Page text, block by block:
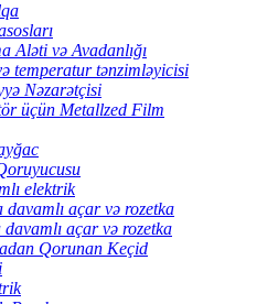
Aləti və Avadanlığı
temperatur tənzimləyicisi
Nəzarətçisi
üçün Metallzed Film
elektrik
davamlı açar və rozetka
davamlı açar və rozetka
Qorunan Keçid